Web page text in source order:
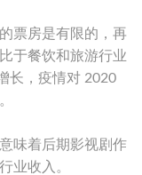
票房是有限的，再
于餐饮和旅游行业
长，疫情对 2020
味着后期影视剧作
业收入。